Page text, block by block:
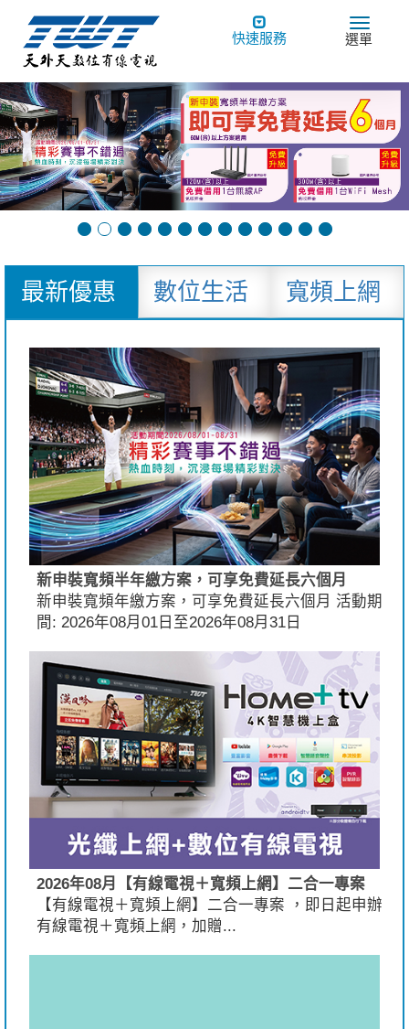
Toggle
navigation
快速服務
Toggle
選單
最新優惠 數位生活 寬頻上網
新申裝寬頻半年繳方案，可享免費延長六個月
新申裝寬頻年繳方案，可享免費延長六個月 活動期
間: 2026年08月01日至2026年08月31日
2026年08月【有線電視＋寬頻上網】二合一專案
【有線電視＋寬頻上網】二合一專案 ，即日起申辦
有線電視＋寬頻上網，加贈...